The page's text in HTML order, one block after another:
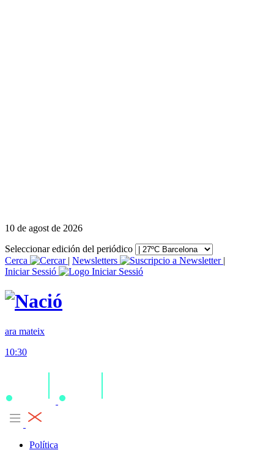
10 de agost de 2026
Seleccionar edición del periódico
Cerca
| Newsletters
|
Iniciar Sessió
ara mateix
10:30
Política